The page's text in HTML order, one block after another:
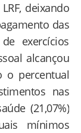
deixando
das
exercícios
alcançou
o percentual
nas
(21,07%)
mínimos